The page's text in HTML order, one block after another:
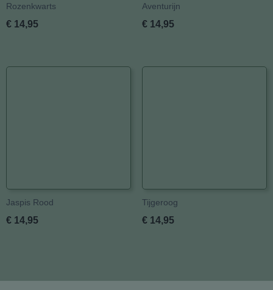
Rozenkwarts
€ 14,95
Aventurijn
€ 14,95
Jaspis Rood
€ 14,95
Tijgeroog
€ 14,95